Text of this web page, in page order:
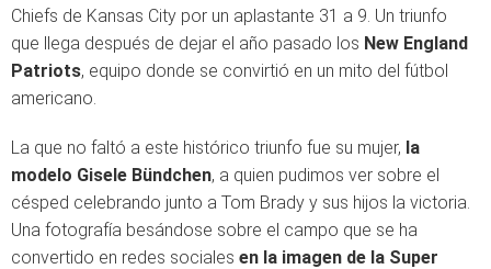
Chiefs de Kansas City por un aplastante 31 a 9. Un triunfo
que llega después de dejar el año pasado los New England
Patriots, equipo donde se convirtió en un mito del fútbol
americano.
La que no faltó a este histórico triunfo fue su mujer, la
modelo Gisele Bündchen, a quien pudimos ver sobre el
césped celebrando junto a Tom Brady y sus hijos la victoria.
Una fotografía besándose sobre el campo que se ha
convertido en redes sociales en la imagen de la Super